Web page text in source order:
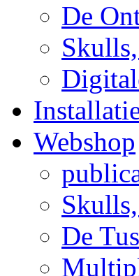
De
Webshop
De